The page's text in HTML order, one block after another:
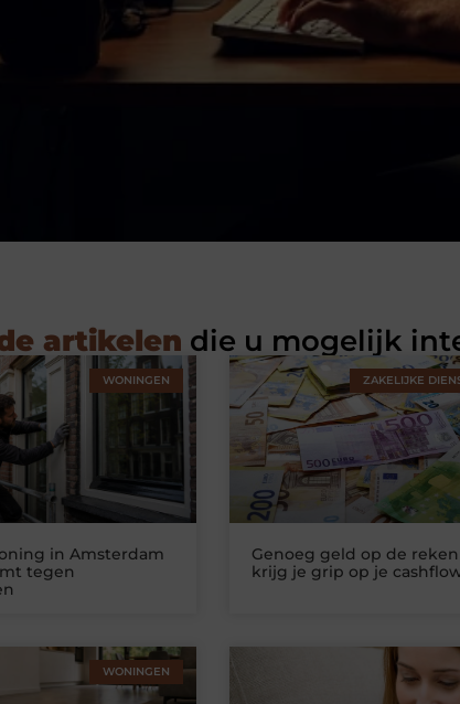
artikelen die u mogelijk
WONINGEN
in Amsterdam
tegen
ZAKELIJKE
Genoeg geld op de
krijg je grip op je
WONINGEN